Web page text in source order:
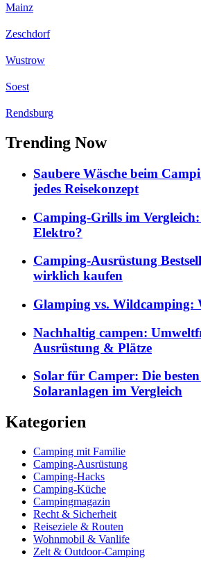
Mainz
Zeschdorf
Wustrow
Soest
Rendsburg
Trending Now
Saubere Wäsche beim
jedes Reisekonzept
Camping-Grills im
Elektro?
Camping-Ausrüstung
wirklich kaufen
Glamping vs. Wildcamping:
Nachhaltig campen:
Ausrüstung & Plätze
Solar für Camper: Die
Solaranlagen im Vergleich
Kategorien
Camping mit Familie
Camping-Ausrüstung
Camping-Hacks
Camping-Küche
Campingmagazin
Recht & Sicherheit
Reiseziele & Routen
Wohnmobil & Vanlife
Zelt & Outdoor-Camping